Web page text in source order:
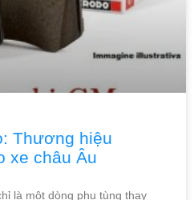
Thương hiệu
xe châu Âu
là một dòng phụ tùng thay